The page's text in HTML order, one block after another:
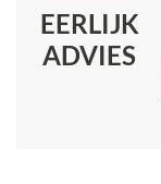
EERLIJK
ADVIES